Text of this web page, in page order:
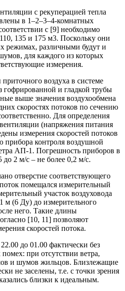
с рекуперацией тепла
в 1–2–3–4-комнатных
с [9] необходимо
135 и 175 м3. Поскольку они
режимах, различными будут и
для каждого из которых
измерения.
воздуха в системе
и гладкой трубы
выше значения воздухообмена
скоростях потоков по сечению
Для определения
(напряжения питания
измерения скоростей потоков
прибора контроля воздушной
АП-1. Погрешность приборов в
до 2 м/с – не более 0,2 м/с.
отверстие соответствующего
помещался измерительный
участок воздуховода
м (6 Ду) до измерительного
него. Такие длины
[10, 11] позволяют
скоростей потока.
до 01.00 фактически без
при отсутствии ветра,
и шумов жильцов. Близлежащие
не заселены, т.е. с точки зрения
близки к идеальным.